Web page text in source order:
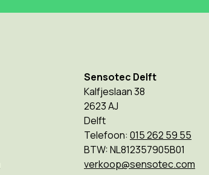
Sensotec Delft
Kalfjeslaan 38
2623 AJ
Delft
Telefoon: 015 262 59 55
BTW: NL812357905B01
verkoop@sensotec.com